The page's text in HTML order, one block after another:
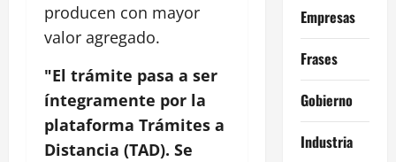
producen con mayor
valor agregado.
"El trámite pasa a ser
íntegramente por la
plataforma Trámites a
Distancia (TAD). Se
Empresas
Frases
Gobierno
Industria